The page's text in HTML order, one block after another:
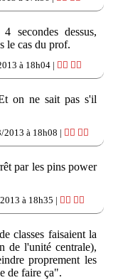
secondes dessus,
le cas du prof.
à 18h04 | 👍🏽 👎🏽
on ne sait pas s'il
2013 à 18h08 | 👍🏽 👎🏽
par les pins power
à 18h35 | 👍🏽 👎🏽
classes faisaient la
de l'unité centrale),
proprement les
de faire ça".